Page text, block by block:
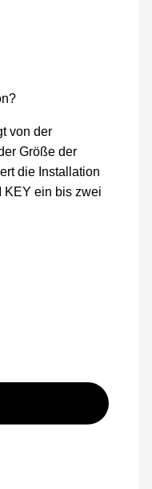
von der
Größe der
die Installation
KEY ein bis zwei